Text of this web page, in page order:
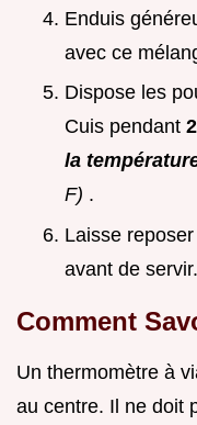
Enduis
avec ce
Dispose les
Cuis pendant
la
F) .
Laisse
avant de
Comment
Un thermomètre à
au centre. Il ne doit